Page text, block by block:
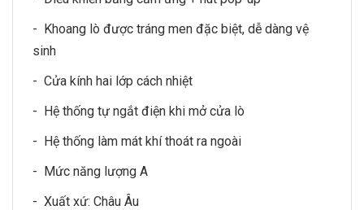
- Khoang lò được tráng men đặc biệt, dễ dàng vệ
sinh
- Cửa kính hai lớp cách nhiệt
- Hệ thống tự ngắt điện khi mở cửa lò
- Hệ thống làm mát khí thoát ra ngoài
- Mức năng lượng A
- Xuất xứ: Châu Âu